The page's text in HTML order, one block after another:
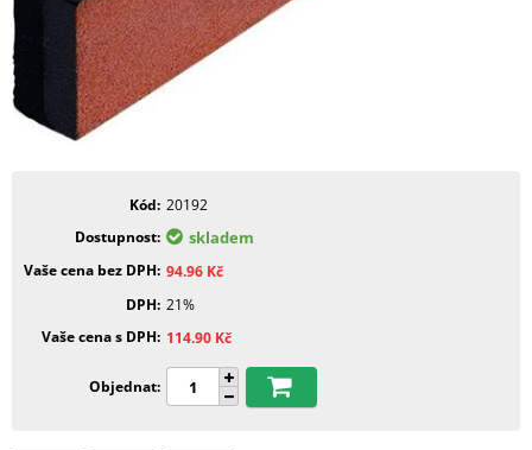
Kód 20192
Dostupnost
skladem
Vaše cena bez DPH 94.96 Kč
DPH 21%
Vaše cena s DPH 114.90 Kč
Objednat